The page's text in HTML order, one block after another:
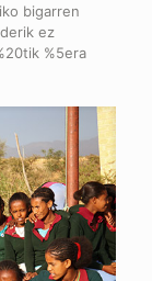
bigarren
ez
%5era